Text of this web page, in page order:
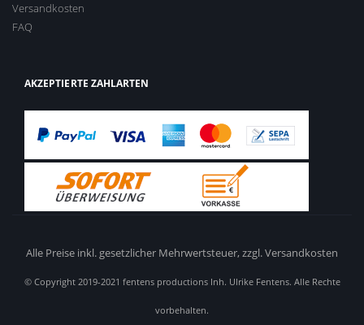
Versandkosten
FAQ
AKZEPTIERTE ZAHLARTEN
Alle Preise inkl. gesetzlicher Mehrwertsteuer,zzgl. Versandkosten
© Copyright 2019-2021 fentens productions Inh. Ulrike Fentens. Alle Rechte
vorbehalten.